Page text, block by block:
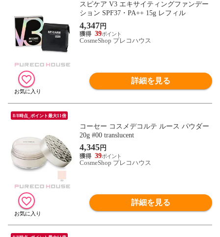
スピケア V3 エキサイティングファンデー
ション SPF37・PA++ 15g レフィル
4,347円
39
CosmeShop プレコハウス
詳細を見る
8/8時点_ポイント最大11倍
コーセー コスメデコルテ ルース パウダー
20g #00 translucent
4,345円
39
CosmeShop プレコハウス
詳細を見る